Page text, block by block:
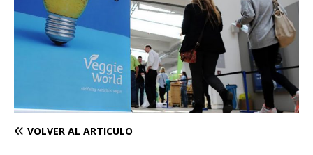
VOLVER AL ARTÍCULO